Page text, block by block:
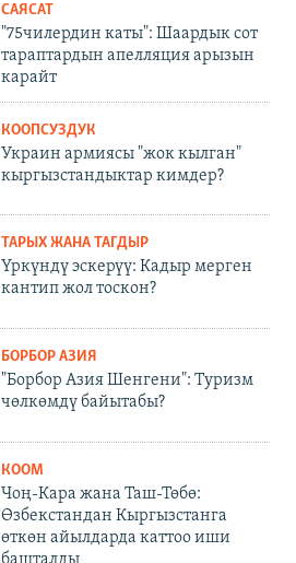
САЯСАТ
"75чилердин каты": Шаардык сот
тараптардын апелляция арызын
карайт
КООПСУЗДУК
Украин армиясы "жок кылган"
кыргызстандыктар кимдер?
ТАРЫХ ЖАНА ТАГДЫР
Үркүндү эскерүү: Кадыр мерген
кантип жол тоскон?
БОРБОР АЗИЯ
"Борбор Азия Шенгени": Туризм
чөлкөмдү байытабы?
КООМ
Чоң-Кара жана Таш-Төбө:
Өзбекстандан Кыргызстанга
өткөн айылдарда каттоо иши